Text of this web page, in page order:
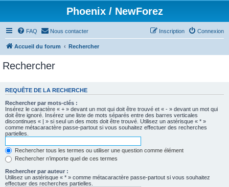
Phoenix / NewForez
FAQ Nous contacter Connexion
Inscription
Accueil du forum Rechercher
Rechercher
REQUÊTE DE LA RECHERCHE
Rechercher par mots-clés :
Insérez le caractère « + » devant un mot qui doit être trouvé et « - » devant un mot qui
doit être ignoré. Insérez une liste de mots séparés entre des barres verticales
discontinues « | » si seul un des mots doit être trouvé. Utilisez un astérisque « * »
comme métacaractère passe-partout si vous souhaitez effectuer des recherches
partielles.
Rechercher tous les termes ou utiliser une question comme élément
Rechercher n’importe quel de ces termes
Rechercher par auteur :
Utilisez un astérisque « * » comme métacaractère passe-partout si vous souhaitez
effectuer des recherches partielles.